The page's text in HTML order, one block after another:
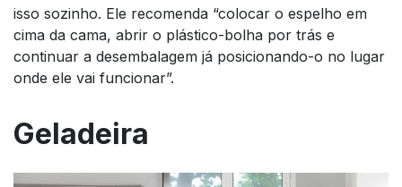
isso sozinho. Ele recomenda “colocar o espelho em
cima da cama, abrir o plástico-bolha por trás e
continuar a desembalagem já posicionando-o no lugar
onde ele vai funcionar”.
Geladeira